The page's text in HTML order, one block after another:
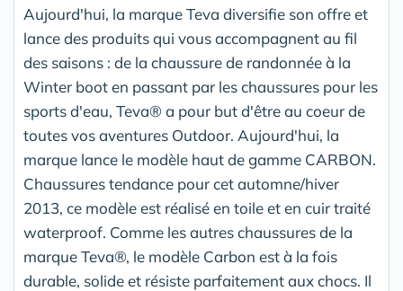
Aujourd'hui, la marque Teva diversifie son offre et
lance des produits qui vous accompagnent au fil
des saisons : de la chaussure de randonnée à la
Winter boot en passant par les chaussures pour les
sports d'eau, Teva® a pour but d'être au coeur de
toutes vos aventures Outdoor. Aujourd'hui, la
marque lance le modèle haut de gamme CARBON.
Chaussures tendance pour cet automne/hiver
2013, ce modèle est réalisé en toile et en cuir traité
waterproof. Comme les autres chaussures de la
marque Teva®, le modèle Carbon est à la fois
durable, solide et résiste parfaitement aux chocs. Il